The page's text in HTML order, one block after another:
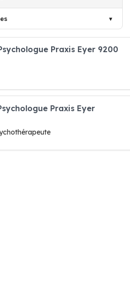
Praxis Eyer 9200
Praxis Eyer